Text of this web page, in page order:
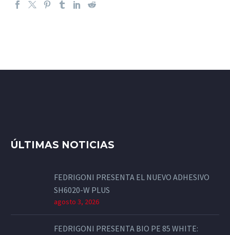
ÚLTIMAS NOTICIAS
FEDRIGONI PRESENTA EL NUEVO ADHESIVO
SH6020-W PLUS
agosto 3, 2026
FEDRIGONI PRESENTA BIO PE 85 WHITE: